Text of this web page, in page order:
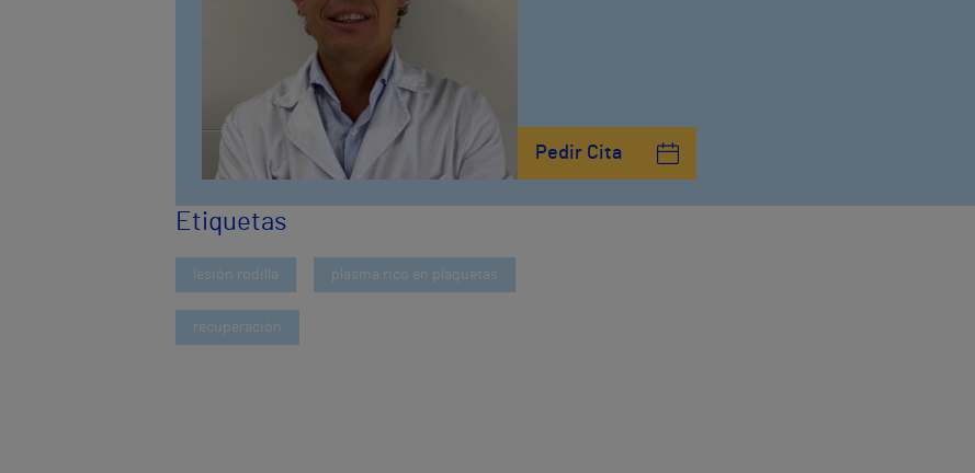
Pedir Cita
Etiquetas
lesión rodilla plasma rico en plaquetas
recuperación